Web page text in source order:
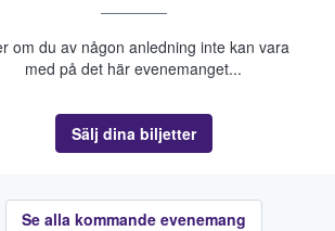
om du av någon anledning inte kan vara
med på det här evenemanget...
Sälj dina biljetter
Se alla kommande evenemang